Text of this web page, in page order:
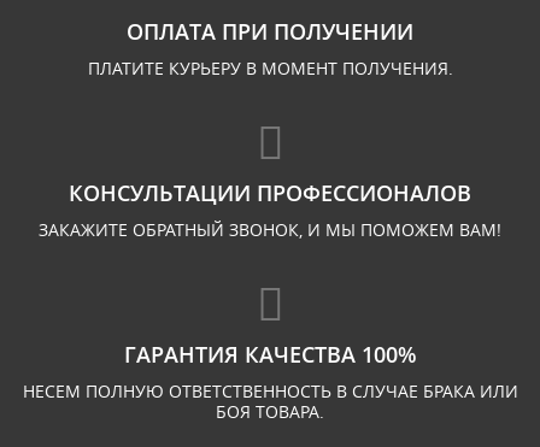
ОПЛАТА ПРИ ПОЛУЧЕНИИ
ПЛАТИТЕ КУРЬЕРУ В МОМЕНТ ПОЛУЧЕНИЯ.
КОНСУЛЬТАЦИИ ПРОФЕССИОНАЛОВ
ЗАКАЖИТЕ ОБРАТНЫЙ ЗВОНОК, И МЫ ПОМОЖЕМ ВАМ!
ГАРАНТИЯ КАЧЕСТВА 100%
НЕСЕМ ПОЛНУЮ ОТВЕТСТВЕННОСТЬ В СЛУЧАЕ БРАКА ИЛИ
БОЯ ТОВАРА.